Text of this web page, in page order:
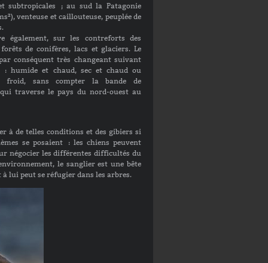
subtropicales ; au sud la Patagonie
venteuse et caillouteuse, peuplée de
également, sur les contreforts des
forêts de conifères, lacs et glaciers. Le
conséquent très changeant suivant
: humide et chaud, sec et chaud ou
froid, sans compter la bande de
qui traverse le pays du nord-ouest au
à de telles conditions et des gibiers si
se posaient : les chiens peuvent
négocier les différentes difficultés du
le sanglier est une bête
lui peut se réfugier dans les arbres.